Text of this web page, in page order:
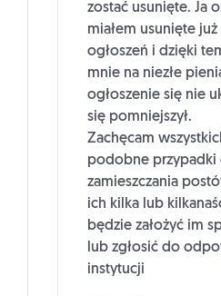
zostać usunięte. Ja
miałem usunięte
ogłoszeń i dzięki
mnie na niezłe
ogłoszenie się nie
się pomniejszył.
Zachęcam
podobne przypadki
zamieszczania
ich kilka lub
będzie założyć im
lub zgłosić do
instytucji